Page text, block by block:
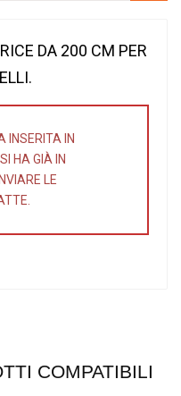
DA 200 CM PER
INSERITA IN
HA GIÀ IN
LE
COMPATIBILI